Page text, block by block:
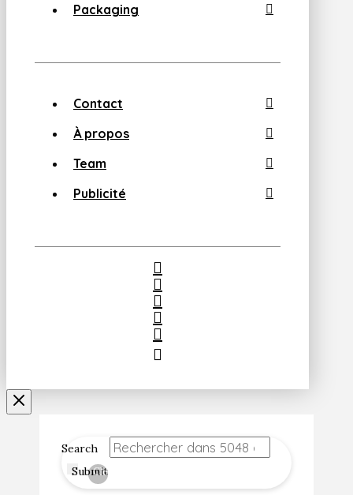
Packaging
Contact
À propos
Team
Publicité
Search
Submit
Clear